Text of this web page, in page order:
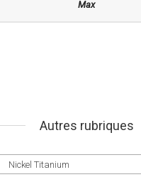
Max
Autres rubriques
Nickel Titanium